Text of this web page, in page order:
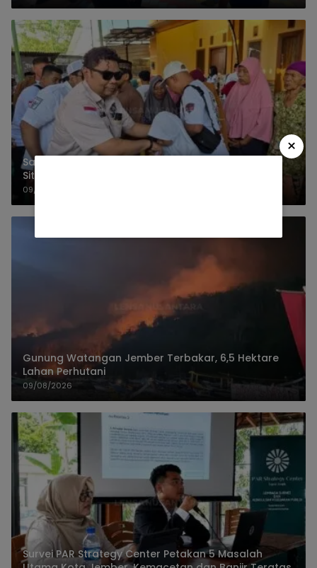
Sakera Bondowoso Hadiri Pertemuan Rutin Sakera
Situbondo
09/08/2026
Gunung Watangan Jember Terbakar, 6,5 Hektare
Lahan Perhutani
09/08/2026
Survei PAR Strategy Center Petakan 5 Masalah
×